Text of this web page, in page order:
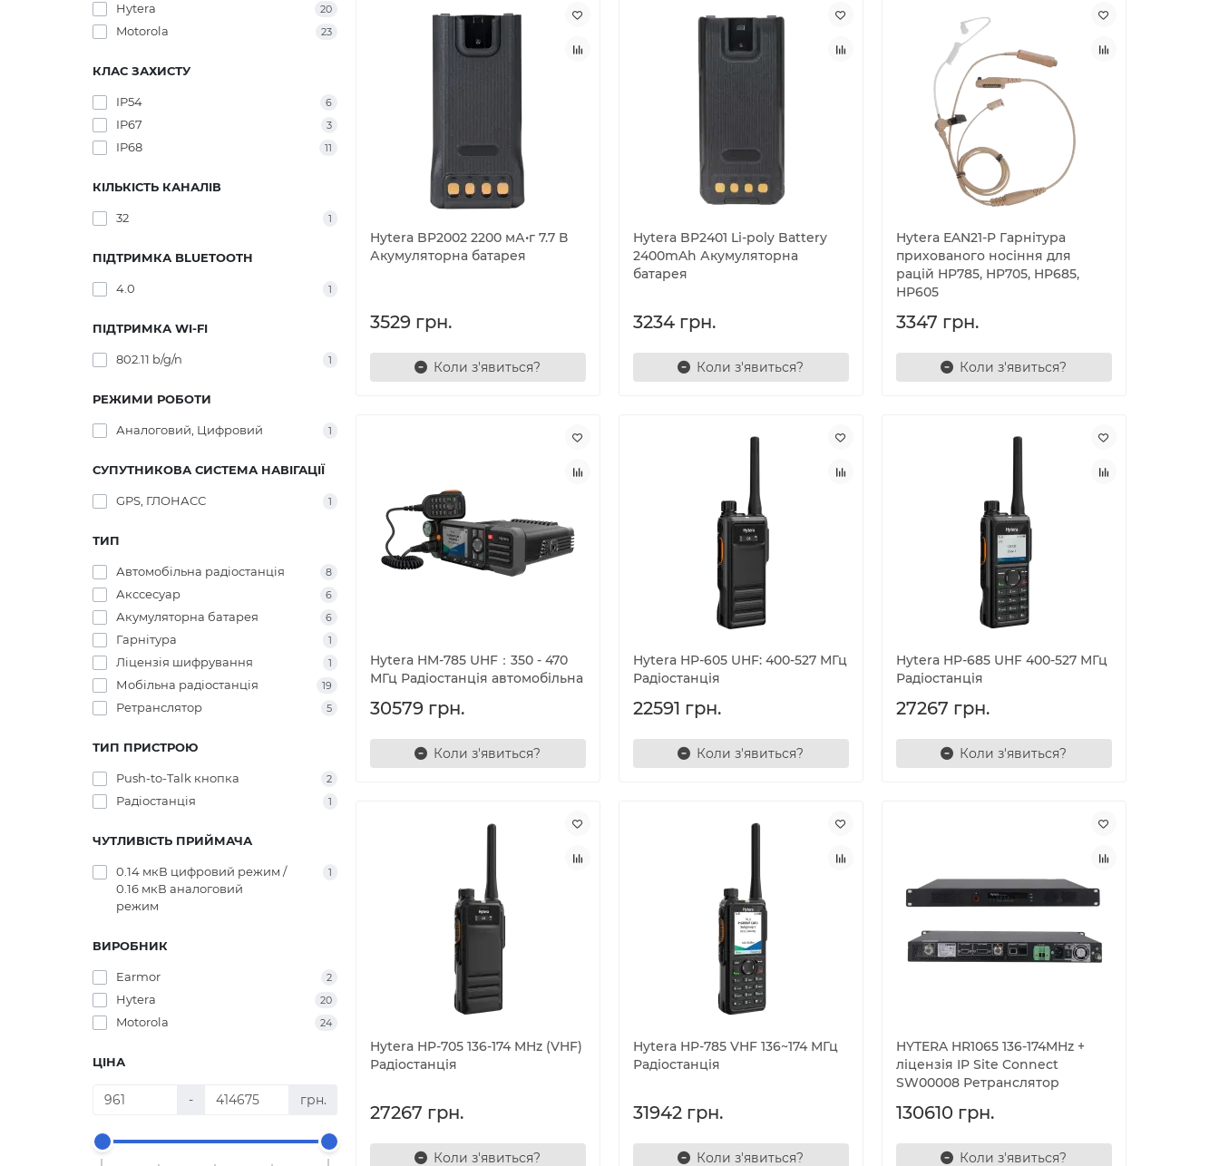
Hytera 20
Motorola 23
КЛАС ЗАХИСТУ
IP54 6
IP67 3
IP68 11
КІЛЬКІСТЬ КАНАЛІВ
32 1
ПІДТРИМКА BLUETOOTH
4.0 1
ПІДТРИМКА WI-FI
802.11 b/g/n 1
РЕЖИМИ РОБОТИ
Аналоговий, Цифровий 1
СУПУТНИКОВА СИСТЕМА НАВІГАЦІЇ
GPS, ГЛОНАСС 1
ТИП
Автомобільна радіостанція 8
Акссесуар 6
Акумуляторна батарея 6
Гарнітура 1
Ліцензія шифрування 1
Мобільна радіостанція 19
Ретранслятор 5
ТИП ПРИСТРОЮ
Push-to-Talk кнопка 2
Радіостанція 1
ЧУТЛИВІСТЬ ПРИЙМАЧА
0.14 мкВ цифровий режим /
0.16 мкВ аналоговий
режим
1
ВИРОБНИК
Earmor 2
Hytera 20
Motorola 24
ЦІНА
- грн.
Hytera BP2002 2200 мА•г 7.7 В
Акумуляторна батарея
3529 грн.
Коли з'явиться?
Hytera BP2401 Li-poly Battery
2400mAh Акумуляторна
батарея
3234 грн.
Коли з'явиться?
Hytera EAN21-P Гарнітура
прихованого носіння для
рацій HP785, HP705, HP685,
HP605
3347 грн.
Коли з'явиться?
Hytera HM-785 UHF：350 - 470
МГц Радіостанція автомобільна
30579 грн.
Коли з'явиться?
Hytera HP-605 UHF: 400-527 МГц
Радіостанція
22591 грн.
Коли з'явиться?
Hytera HP-685 UHF 400-527 МГц
Радіостанція
27267 грн.
Коли з'явиться?
Hytera HP-705 136-174 MHz (VHF)
Радіостанція
27267 грн.
Коли з'явиться?
Hytera HP-785 VHF 136~174 МГц
Радіостанція
31942 грн.
Коли з'явиться?
HYTERA HR1065 136-174MHz +
ліцензія IP Site Connect
SW00008 Ретранслятор
130610 грн.
Коли з'явиться?